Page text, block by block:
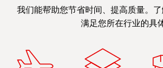
我们能帮助您节省时间、提高质量。
满足您所在行业的具